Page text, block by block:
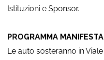
Istituzioni e Sponsor.
PROGRAMMA
Le auto sosteranno in